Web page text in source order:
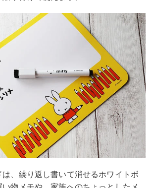
、繰り返し書いて消せるホワイトボ